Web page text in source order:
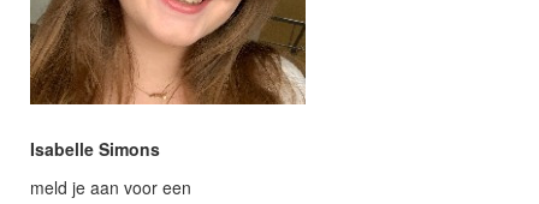
Isabelle Simons
meld je aan voor een